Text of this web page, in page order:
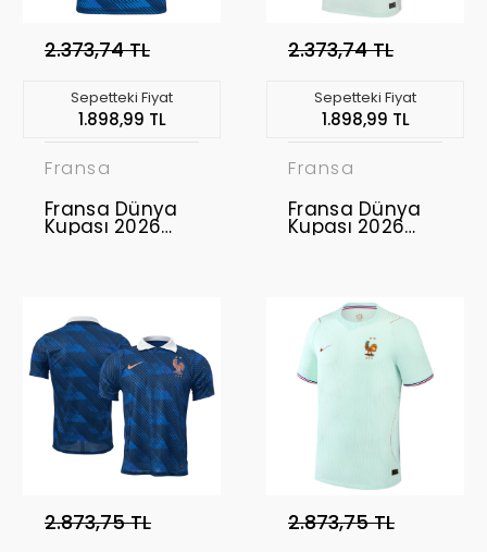
2.373,74 TL
Sepetteki Fiyat
1.898,99 TL
Fransa
Fransa Dünya
Kupası 2026
Forma Home
2.373,74 TL
Sepetteki Fiyat
1.898,99 TL
Fransa
Fransa Dünya
Kupası 2026
Forma Away
2.873,75 TL 2.873,75 TL